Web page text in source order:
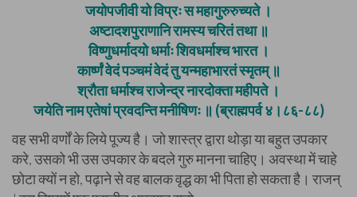
जयोपजीवी यो विप्रः स महागुरुरुच्यते ।
अष्टादशपुराणानि रामस्य चरितं तथा ॥
विष्णुधर्मादयो धर्माः शिवधर्माश्च भारत ।
कार्ष्णं वेदं पञ्चमं वेदं तु यन्महाभारतं स्मृतम् ॥
श्रौता धर्माश्च राजेन्द्र नारदोक्ता महीपते ।
जयेति नाम एतेषां प्रवदन्ति मनीषिणः ॥ (ब्राह्मपर्व ४।८६-८८)
वह सभी वर्णों के लिये पूज्य है। जो शास्त्र द्वारा थोड़ा या बहुत उपकार
करे, उसको भी उस उपकार के बदले गुरु मानना चाहिए। अवस्था में चाहे
छोटा क्यों न हो, पढ़ाने से वह बालक वृद्ध का भी पिता हो सकता है। राजन्